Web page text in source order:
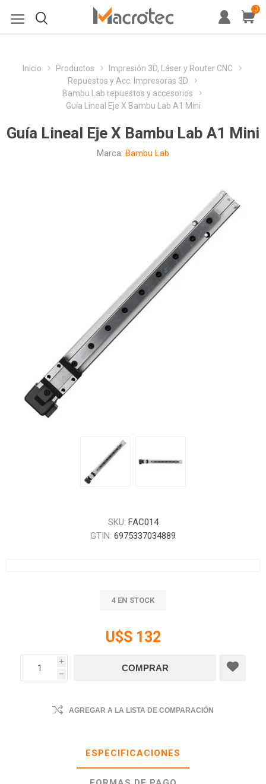
0
Inicio Productos
Impresión 3D, Láser y Router CNC
Repuestos y Acc. Impresoras 3D
Bambu Lab repuestos y accesorios
Guía Lineal Eje X Bambu Lab A1 Mini
Guía Lineal Eje X Bambu Lab A1 Mini
Marca: Bambu Lab
SKU: FAC014
GTIN: 6975337034889
4 EN STOCK
U$S 132
i
h
AGREGAR A LA LISTA DE COMPARACIÓN
ESPECIFICACIONES